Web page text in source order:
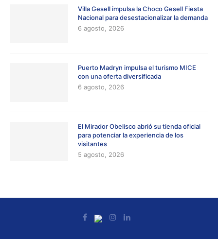
Villa Gesell impulsa la Choco Gesell Fiesta
Nacional para desestacionalizar la demanda
6 agosto, 2026
Puerto Madryn impulsa el turismo MICE
con una oferta diversificada
6 agosto, 2026
El Mirador Obelisco abrió su tienda oficial
para potenciar la experiencia de los
visitantes
5 agosto, 2026